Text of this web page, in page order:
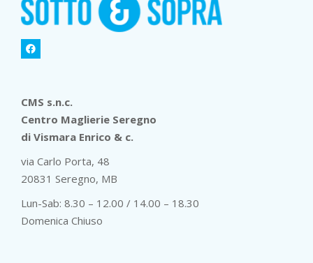
CMS s.n.c.
Centro Maglierie Seregno
di Vismara Enrico & c.
via Carlo Porta, 48
20831 Seregno, MB
Lun-Sab: 8.30 – 12.00 / 14.00 – 18.30
Domenica Chiuso